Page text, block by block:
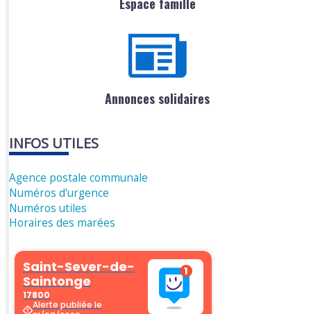
Espace famille
Annonces solidaires
INFOS UTILES
Agence postale communale
Numéros d'urgence
Numéros utiles
Horaires des marées